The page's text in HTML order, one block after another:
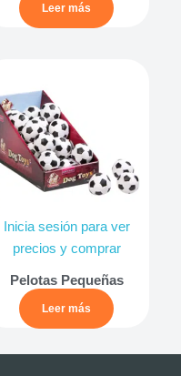
Leer más
Inicia sesión para ver
precios y comprar
Pelotas Pequeñas
Leer más